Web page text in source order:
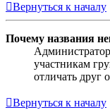
Вернуться к началу
Почему названия
участникам
отличать друг
Вернуться к началу